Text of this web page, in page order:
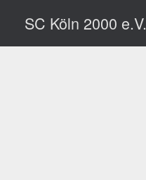
springenSC Köln 2000 e.V.